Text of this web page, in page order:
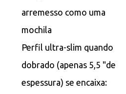
arremesso como uma
mochila
Perfil ultra-slim quando
dobrado (apenas 5,5 "de
espessura) se encaixa: